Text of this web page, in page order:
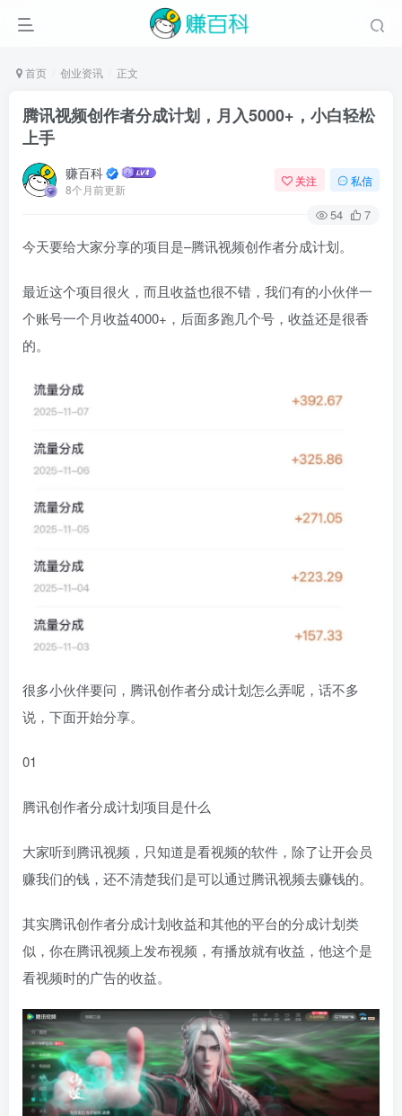
首页 创业资讯 正文
腾讯视频创作者分成计划，月入5000+，小白轻松
上手
赚百科
8个月前更新
关注 私信
54 7
今天要给大家分享的项目是–腾讯视频创作者分成计划。
最近这个项目很火，而且收益也很不错，我们有的小伙伴一
个账号一个月收益4000+，后面多跑几个号，收益还是很香
的。
很多小伙伴要问，腾讯创作者分成计划怎么弄呢，话不多
说，下面开始分享。
01
腾讯创作者分成计划项目是什么
大家听到腾讯视频，只知道是看视频的软件，除了让开会员
赚我们的钱，还不清楚我们是可以通过腾讯视频去赚钱的。
其实腾讯创作者分成计划收益和其他的平台的分成计划类
似，你在腾讯视频上发布视频，有播放就有收益，他这个是
看视频时的广告的收益。